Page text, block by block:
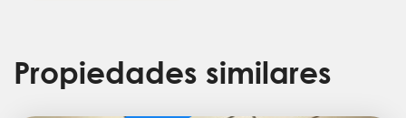
Propiedades similares